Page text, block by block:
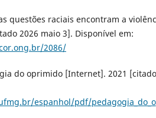
questões raciais encontram a
2026 maio 3]. Disponível em:
2086/
do oprimido [Internet]. 2021
espanhol/pdf/